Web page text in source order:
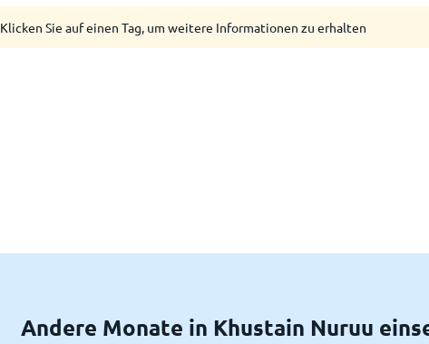
Klicken Sie auf einen Tag, um weitere Informationen zu erhalten
Andere Monate in Khustain Nuruu